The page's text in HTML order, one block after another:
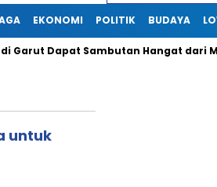
EKONOMI POLITIK BUDAYA
Garut Dapat Sambutan Hangat dari
untuk